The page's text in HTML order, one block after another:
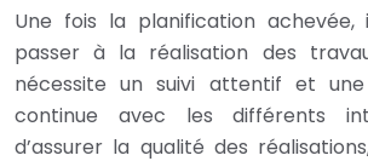
Une fois la planification
passer à la réalisation des
nécessite un suivi attentif et une
continue avec les différents
d’assurer la qualité des